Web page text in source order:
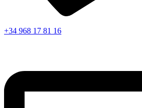
+34 968 17 81 16